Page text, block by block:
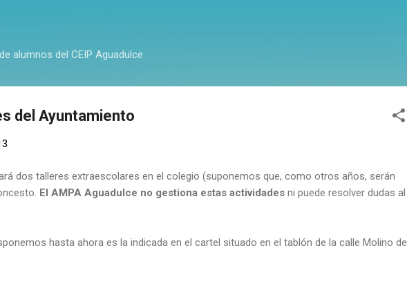
alumnos del CEIP Aguadulce
del Ayuntamiento
dos talleres extraescolares en el colegio (suponemos que, como otros años, serán
El AMPA Aguadulce no gestiona estas actividades ni puede resolver dudas al
hasta ahora es la indicada en el cartel situado en el tablón de la calle Molino de